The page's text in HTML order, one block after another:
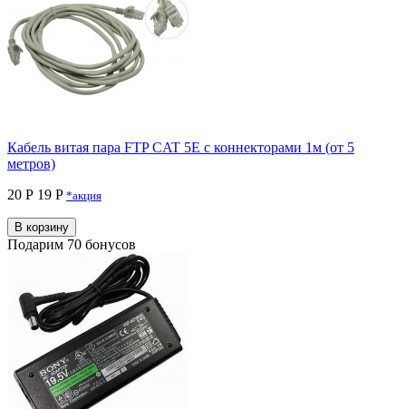
Кабель витая пара FTP CAT 5E с коннекторами 1м (от 5
метров)
20 Р 19 P *акция
В корзину
Подарим 70 бонусов